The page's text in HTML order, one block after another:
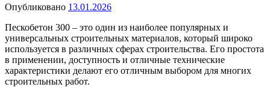
качественной и недорогой отделки фасада
Опубликовано 13.01.2026
Пескобетон 300 – это один из наиболее популярных и
универсальных строительных материалов, который широко
используется в различных сферах строительства. Его простота
в применении, доступность и отличные технические
характеристики делают его отличным выбором для многих
строительных работ.